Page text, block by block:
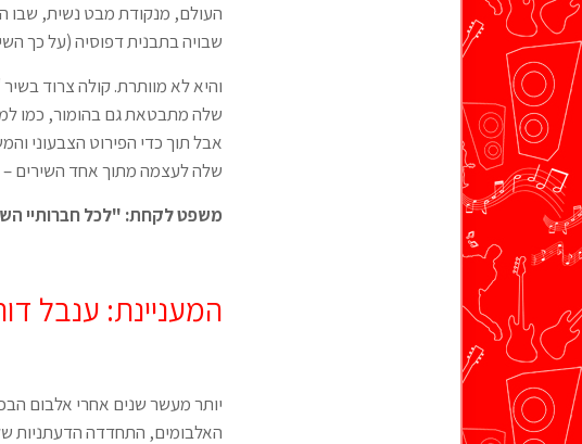
העולם, מנקודת מבט נשית, שבו
שבויה בתבנית דפוסיה (על כך
והיא לא מוותרת. קולה צרוד
שלה מתבטאת גם בהומור, כמו
אבל תוך כדי הפירוט הצבעוני
שלה לעצמה מתוך אחד השירים –
משפט לקחת: "לכל חברותיי
המעניינת: ענבל
יותר מעשר שנים אחרי אלבום
האלבומים, התחדדה הדעתניות